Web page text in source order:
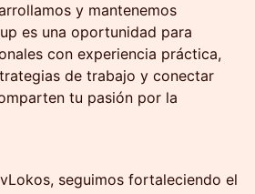
y mantenemos
es una oportunidad para
con experiencia práctica,
de trabajo y conectar
tu pasión por la
seguimos fortaleciendo el